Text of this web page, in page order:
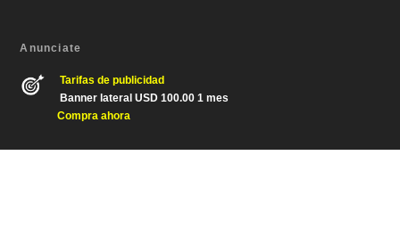
Anunciate
Tarifas de publicidad
Banner lateral USD 100.00 1 mes
Compra ahora